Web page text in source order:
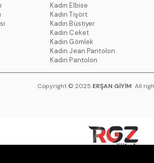
Kadın Elbise
Kadın Tişört
Kadın Büstiyer
Kadın Ceket
Kadın Gömlek
Kadın Jean Pantolon
Kadın Pantolon
Copyright © 2025 ERŞAN GİYİM All